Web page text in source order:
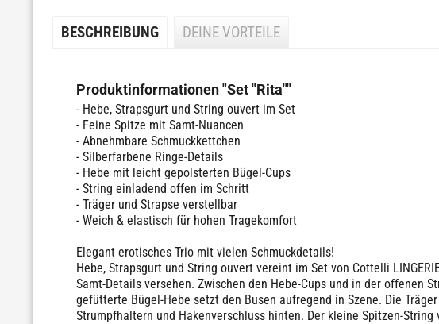
BESCHREIBUNG DEINE VORTEILE
Produktinformationen "Set "Rita""
- Hebe, Strapsgurt und String ouvert im Set
- Feine Spitze mit Samt-Nuancen
- Abnehmbare Schmuckkettchen
- Silberfarbene Ringe-Details
- Hebe mit leicht gepolsterten Bügel-Cups
- String einladend offen im Schritt
- Träger und Strapse verstellbar
- Weich & elastisch für hohen Tragekomfort
Elegant erotisches Trio mit vielen Schmuckdetails!
Hebe, Strapsgurt und String ouvert vereint im Set von Cottelli
Samt-Details versehen. Zwischen den Hebe-Cups und in der
gefütterte Bügel-Hebe setzt den Busen aufregend in Szene. Die
Strumpfhaltern und Hakenverschluss hinten. Der kleine Spitzen-